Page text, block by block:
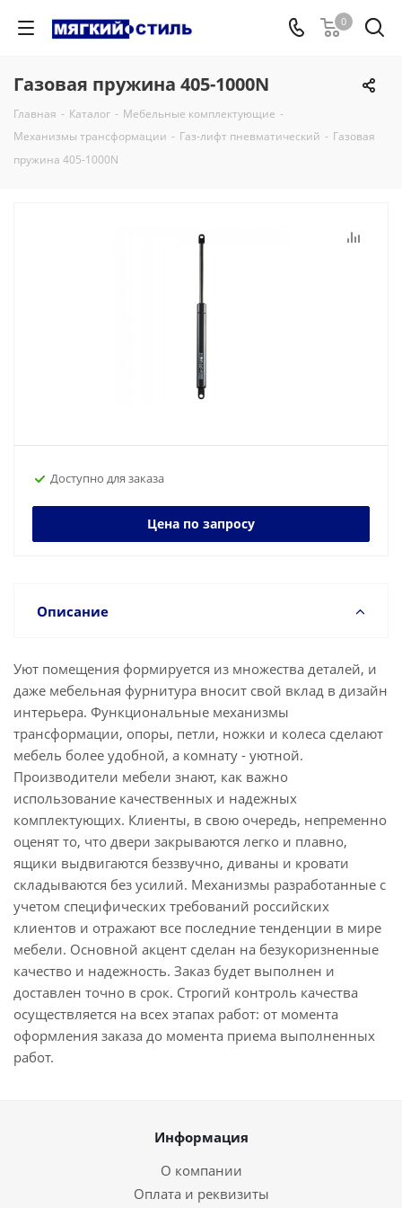
0
Газовая пружина 405-1000N
Главная - Каталог - Мебельные комплектующие -
Механизмы трансформации - Газ-лифт пневматический - Газовая
пружина 405-1000N
Доступно для заказа
Цена по запросу
Описание
Уют помещения формируется из множества деталей, и
даже мебельная фурнитура вносит свой вклад в дизайн
интерьера. Функциональные механизмы
трансформации, опоры, петли, ножки и колеса сделают
мебель более удобной, а комнату - уютной.
Производители мебели знают, как важно
использование качественных и надежных
комплектующих. Клиенты, в свою очередь, непременно
оценят то, что двери закрываются легко и плавно,
ящики выдвигаются беззвучно, диваны и кровати
складываются без усилий. Механизмы разработанные с
учетом специфических требований российских
клиентов и отражают все последние тенденции в мире
мебели. Основной акцент сделан на безукоризненные
качество и надежность. Заказ будет выполнен и
доставлен точно в срок. Строгий контроль качества
осуществляется на всех этапах работ: от момента
оформления заказа до момента приема выполненных
работ.
Информация
О компании
Оплата и реквизиты